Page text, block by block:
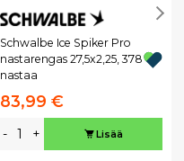
Schwalbe Ice Spiker Pro
nastarengas 27,5x2,25, 378
nastaa
83,99 €
- + Lisää